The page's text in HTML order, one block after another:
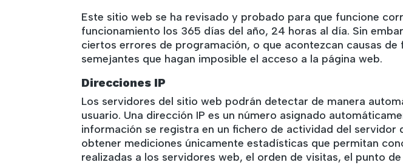
Este sitio web se ha revisado y probado para que funcione
funcionamiento los 365 días del año, 24 horas al día. Sin
ciertos errores de programación, o que acontezcan causas
semejantes que hagan imposible el acceso a la página web.
Direcciones IP
Los servidores del sitio web podrán detectar de manera
usuario. Una dirección IP es un número asignado
información se registra en un fichero de actividad del
obtener mediciones únicamente estadísticas que permitan
realizadas a los servidores web, el orden de visitas, el punto